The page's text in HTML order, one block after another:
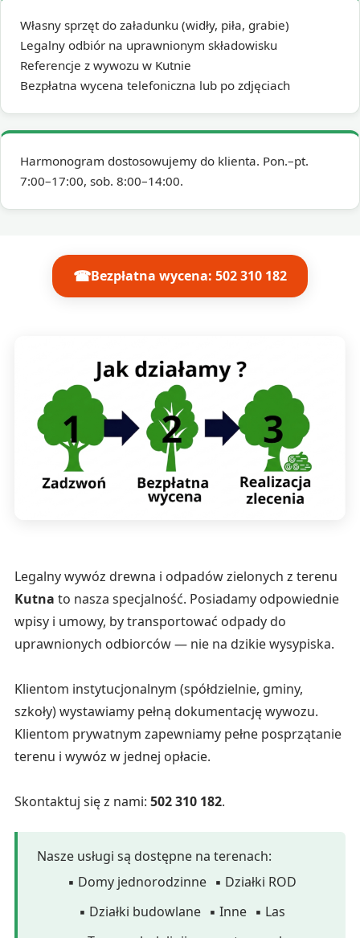
Własny sprzęt do załadunku (widły, piła, grabie)
Legalny odbiór na uprawnionym składowisku
Referencje z wywozu w Kutnie
Bezpłatna wycena telefoniczna lub po zdjęciach
Harmonogram dostosowujemy do klienta. Pon.–pt.
7:00–17:00, sob. 8:00–14:00.
☎Bezpłatna wycena: 502 310 182
Legalny wywóz drewna i odpadów zielonych z terenu
Kutna to nasza specjalność. Posiadamy odpowiednie
wpisy i umowy, by transportować odpady do
uprawnionych odbiorców — nie na dzikie wysypiska.
Klientom instytucjonalnym (spółdzielnie, gminy,
szkoły) wystawiamy pełną dokumentację wywozu.
Klientom prywatnym zapewniamy pełne posprzątanie
terenu i wywóz w jednej opłacie.
Skontaktuj się z nami: 502 310 182.
Nasze usługi są dostępne na terenach:
▪ Domy jednorodzinne ▪ Działki ROD
▪ Działki budowlane ▪ Inne ▪ Las